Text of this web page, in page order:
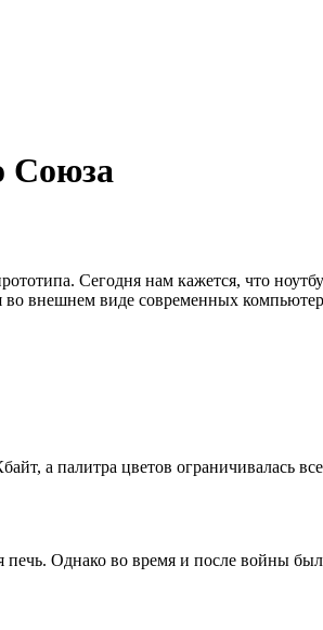
Союза
Сегодня нам кажется, что
во внешнем виде современных
а палитра цветов ограничивалась
Однако во время и после войны